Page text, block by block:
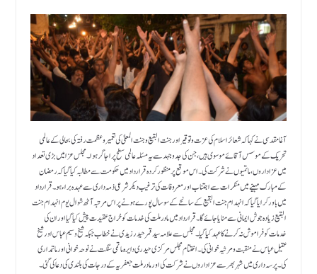
آغا مقدسی نے کہا کہ شعائر اسلام کی عزت وتوقیر اور جنت البقیع و جنت المعلیٰ کی تعمیر وعظمت رفتہ کی بحالی کے عالمی
تحریک کے موسس آقائے موسوی ہیں، جن کی جدوجہد سے یہ مسئلہ عالمی سطح پر اجاگر ہوا۔ مجلس عزا میں بڑی تعداد
میں عزاداروں،ماتمیوں نے شرکت کی۔ اس موقع پر منظور کردہ قرارداد میں حکومت سے مطالبہ کیا گیا کہ رمضان
کے مبارک مہینے میں منکرات سے اجتناب اور معروفات کی ترغیب دیکر شرعی ذمہ داری سے عہدہ براء ہو۔ قرارداد
میں باور کرایا گیا کہ انہدام جنت البقیع کے سا نحے کے سو سال پورے ہونے پر اس مرتبہ آٹھ شوال یوم انہدام جنت
البقیع زیادہ جوش ایمانی سے منایا جائے گا۔ قرارداد میں مادر ملت کی خدمات کو خراج عقیدت پیش کیا گیا اور ان کی
خدمات کو فراموش نہ کرنے کا عہد کیا گیا۔ مجلس سے علامہ سید قمر حیدر زیدی نے خطاب جبکہ شیخ وسیم عباس اور شیخ
عقیل عباس نے منقبت و مرثیہ خوانی کی۔ اختتام مجلس مرکزی حیدری دایرہ ماتمی سنگت نے نوحہ خوانی اور ماتمداری
کی۔پرسہ داری میں شہر بھر سے عزاداروں نے شرکت کی اور مادر ملت جعفریہ کے درجات کی بلندی کی دعا کی گئی ۔